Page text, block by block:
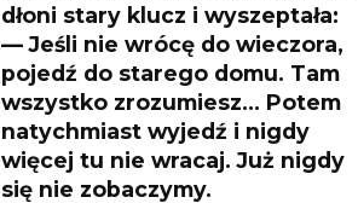
dłoni stary klucz i wyszeptała:
— Jeśli nie wrócę do wieczora,
pojedź do starego domu. Tam
wszystko zrozumiesz… Potem
natychmiast wyjedź i nigdy
więcej tu nie wracaj. Już nigdy
się nie zobaczymy.